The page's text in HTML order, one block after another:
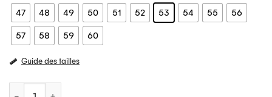
47
48 49 50 51 52 53 54 55 56
57 58 59 60
Guide des tailles